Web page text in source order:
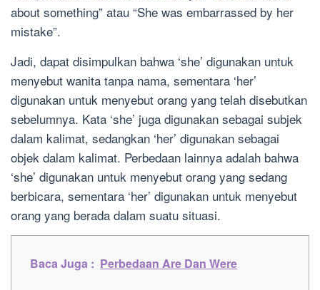
about something” atau “She was embarrassed by her
mistake”.
Jadi, dapat disimpulkan bahwa ‘she’ digunakan untuk
menyebut wanita tanpa nama, sementara ‘her’
digunakan untuk menyebut orang yang telah disebutkan
sebelumnya. Kata ‘she’ juga digunakan sebagai subjek
dalam kalimat, sedangkan ‘her’ digunakan sebagai
objek dalam kalimat. Perbedaan lainnya adalah bahwa
‘she’ digunakan untuk menyebut orang yang sedang
berbicara, sementara ‘her’ digunakan untuk menyebut
orang yang berada dalam suatu situasi.
Baca Juga : Perbedaan Are Dan Were